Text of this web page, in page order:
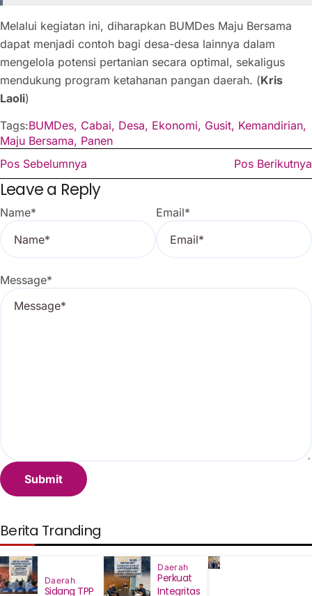
Melalui kegiatan ini, diharapkan BUMDes Maju Bersama
dapat menjadi contoh bagi desa-desa lainnya dalam
mengelola potensi pertanian secara optimal, sekaligus
mendukung program ketahanan pangan daerah. (Kris
Laoli)
Tags:BUMDes, Cabai, Desa, Ekonomi, Gusit, Kemandirian,
Maju Bersama, Panen
Pos Sebelumnya
Pos Berikutnya
Leave a Reply
Message*
Name* Email*
Berita Tranding
Daerah
Sidang TPP
Daerah
Perkuat
Integritas